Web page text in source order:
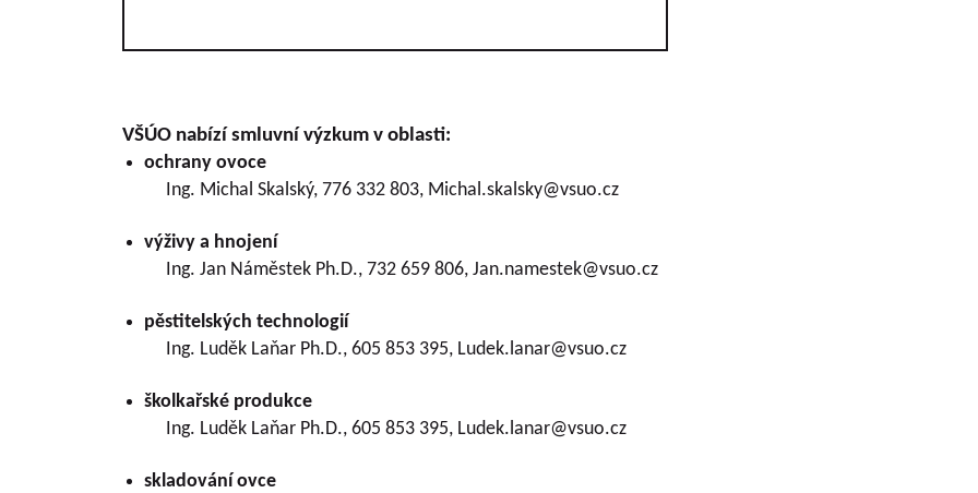
VŠÚO nabízí smluvní výzkum v oblasti:
ochrany ovoce
Ing. Michal Skalský, 776 332 803, Michal.skalsky@vsuo.cz
výživy a hnojení
Ing. Jan Náměstek Ph.D., 732 659 806, Jan.namestek@vsuo.cz
pěstitelských technologií
Ing. Luděk Laňar Ph.D., 605 853 395, Ludek.lanar@vsuo.cz
školkařské produkce
Ing. Luděk Laňar Ph.D., 605 853 395, Ludek.lanar@vsuo.cz
skladování ovce